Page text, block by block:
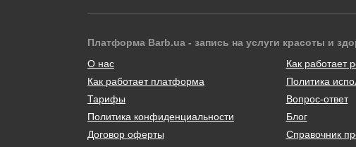
Платформа Barb.ua - запись на услуги красоты и
О нас
Как работает платформа
Тарифы
Политика конфиденциальности
Договор оферты
Как работает
Политика
Вопрос-ответ
Блог
Справочник